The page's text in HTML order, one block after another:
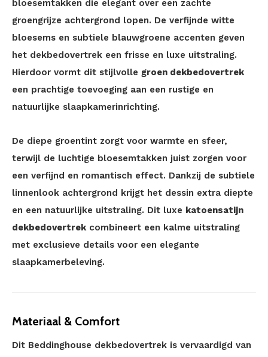
bloesemtakken die elegant over een zachte
groengrijze achtergrond lopen. De verfijnde witte
bloesems en subtiele blauwgroene accenten geven
het dekbedovertrek een frisse en luxe uitstraling.
Hierdoor vormt dit stijlvolle groen dekbedovertrek
een prachtige toevoeging aan een rustige en
natuurlijke slaapkamerinrichting.
De diepe groentint zorgt voor warmte en sfeer,
terwijl de luchtige bloesemtakken juist zorgen voor
een verfijnd en romantisch effect. Dankzij de subtiele
linnenlook achtergrond krijgt het dessin extra diepte
en een natuurlijke uitstraling. Dit luxe katoensatijn
dekbedovertrekcombineert een kalme uitstraling
met exclusieve details voor een elegante
slaapkamerbeleving.
Materiaal & Comfort
Dit Beddinghouse dekbedovertrek is vervaardigd van